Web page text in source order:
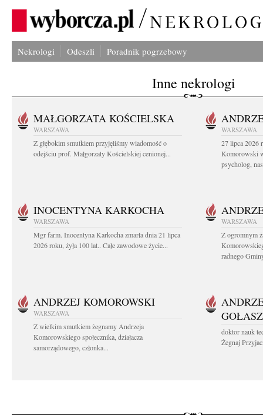
Nekrologi Odeszli Poradnik pogrzebowy
Inne nekrologi
MAŁGORZATA KOŚCIELSKA
WARSZAWA
Z głębokim smutkiem przyjęliśmy wiadomość o
odejściu prof. Małgorzaty Kościelskiej cenionej...
WARSZAWA
27 lipca 2026
Komorowski
psycholog,
INOCENTYNA KARKOCHA
WARSZAWA
Mgr farm. Inocentyna Karkocha zmarła dnia 21 lipca
2026 roku, żyła 100 lat.. Całe zawodowe życie...
WARSZAWA
Z ogromnym
radnego
ANDRZEJ KOMOROWSKI
WARSZAWA
Z wielkim smutkiem żegnamy Andrzeja
Komorowskiego społecznika, działacza
samorządowego, członka...
doktor nauk
Żegnaj